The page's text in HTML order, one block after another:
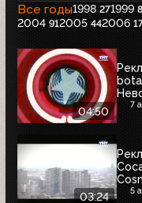
Все годы1998 271999
2004 912005 442006
04:50
7
03:24
5